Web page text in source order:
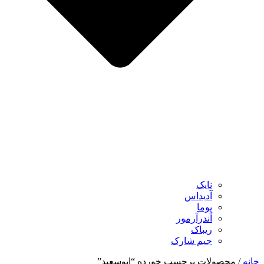
نایک
آدیداس
پوما
آندرآرمور
ریباک
جیم شارک
خانه / محصولات برچسب خورده “ابوسعید”